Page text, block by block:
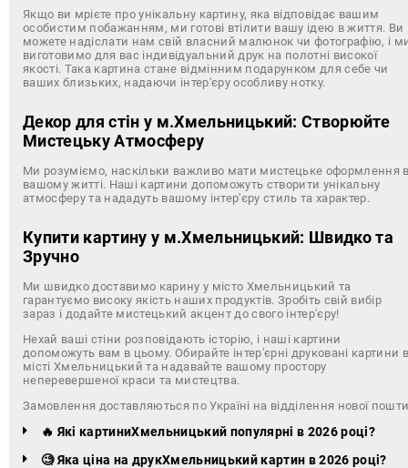
Якщо ви мрієте про унікальну картину, яка відповідає вашим
особистим побажанням, ми готові втілити вашу ідею в життя. Ви
можете надіслати нам свій власний малюнок чи фотографію, і
виготовимо для вас індивідуальний друк на полотні високої
якості. Така картина стане відмінним подарунком для себе чи
ваших близьких, надаючи інтер'єру особливу нотку.
Декор для стін у м.Хмельницький: Створюйте
Мистецьку Атмосферу
Ми розуміємо, наскільки важливо мати мистецьке оформлення
вашому житті. Наші картини допоможуть створити унікальну
атмосферу та нададуть вашому інтер'єру стиль та характер.
Купити картину у м.Хмельницький: Швидко та
Зручно
Ми швидко доставимо карину у місто Хмельницький та
гарантуємо високу якість наших продуктів. Зробіть свій вибір
зараз і додайте мистецький акцент до свого інтер'єру!
Нехай ваші стіни розповідають історію, і наші картини
допоможуть вам в цьому. Обирайте інтер'єрні друковані картини
місті Хмельницький та надавайте вашому простору
неперевершеної краси та мистецтва.
Замовлення доставляються по Україні на відділення нової
🔥 Які картиниХмельницький популярні в 2026 році?
🧐 Яка ціна на друкХмельницький картин в 2026 році?